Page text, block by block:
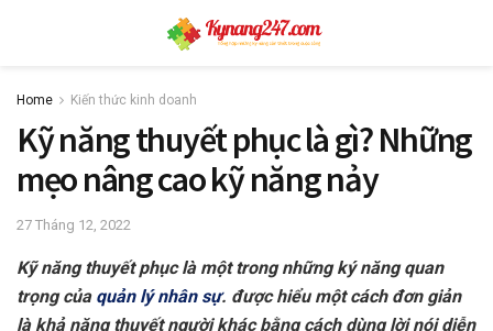
Home Kiến thức kinh doanh
Kỹ năng thuyết phục là gì? Những
mẹo nâng cao kỹ năng nảy
27 Tháng 12, 2022
Kỹ năng thuyết phục là một trong những ký năng quan
trọng của quản lý nhân sự. được hiểu một cách đơn giản
là khả năng thuyết người khác bằng cách dùng lời nói diễn